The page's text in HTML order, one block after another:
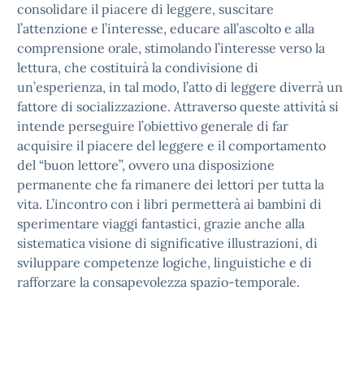
consolidare il piacere di leggere, suscitare
l’attenzione e l’interesse, educare all’ascolto e alla
comprensione orale, stimolando l’interesse verso la
lettura, che costituirà la condivisione di
un’esperienza, in tal modo, l’atto di leggere diverrà un
fattore di socializzazione. Attraverso queste attività si
intende perseguire l’obiettivo generale di far
acquisire il piacere del leggere e il comportamento
del “buon lettore”, ovvero una disposizione
permanente che fa rimanere dei lettori per tutta la
vita. L’incontro con i libri permetterà ai bambini di
sperimentare viaggi fantastici, grazie anche alla
sistematica visione di significative illustrazioni, di
sviluppare competenze logiche, linguistiche e di
rafforzare la consapevolezza spazio-temporale.